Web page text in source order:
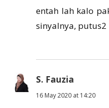
entah lah kalo
sinyalnya, putus2
S. Fauzia
16 May 2020 at 14:20